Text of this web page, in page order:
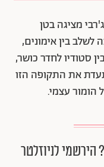
מציגה בטן
בין אימונים,
סטודיו לחדר כושר,
את התקופה הזו
הומור עצמי.
הירשמי לניוזלטר